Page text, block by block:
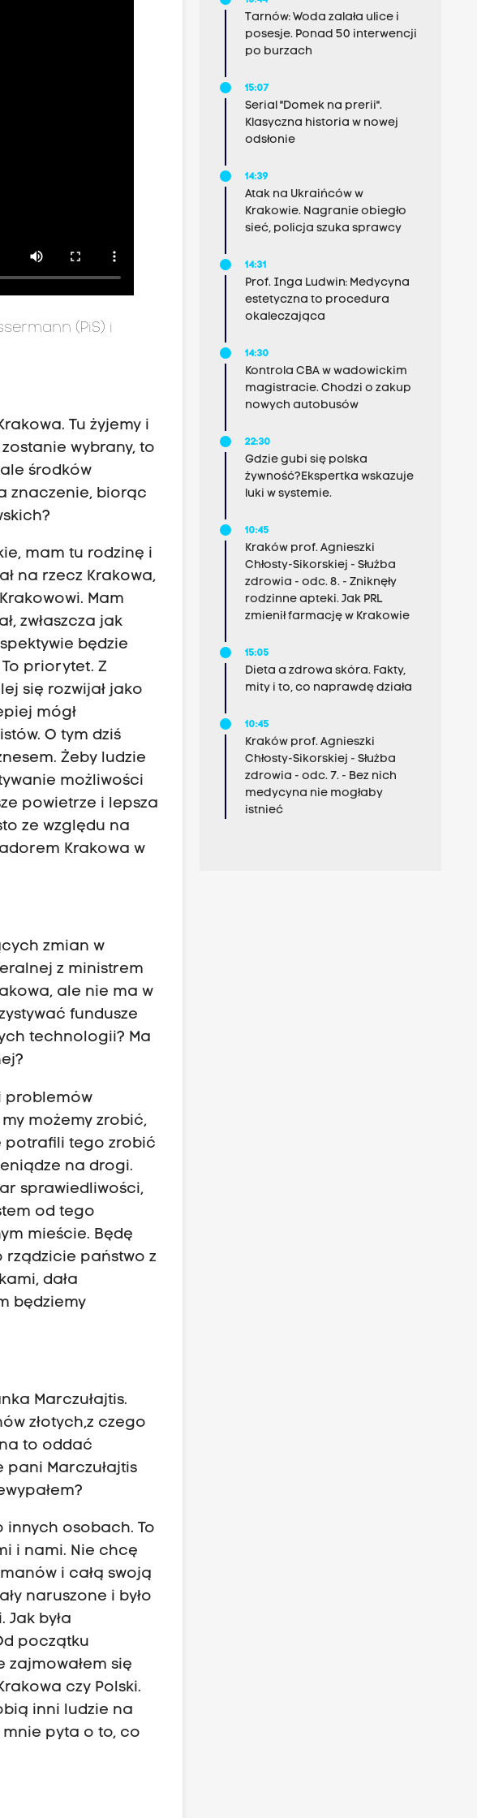
(PiS) i
Tu żyjemy i
wybrany, to
środków
znaczenie, biorąc
mam tu rodzinę i
na rzecz Krakowa,
Mam
zwłaszcza jak
będzie
priorytet. Z
się rozwijał jako
mógł
O tym dziś
Żeby ludzie
możliwości
powietrze i lepsza
ze względu na
Krakowa w
zmian w
z ministrem
ale nie ma w
fundusze
technologii? Ma
problemów
możemy zrobić,
potrafili tego zrobić
na drogi.
sprawiedliwości,
od tego
mieście. Będę
rządzicie państwo z
dała
będziemy
Marczułajtis.
złotych,z czego
to oddać
pani Marczułajtis
osobach. To
i nami. Nie chcę
i całą swoją
naruszone i było
była
początku
zajmowałem się
czy Polski.
inni ludzie na
mnie pyta o to, co
Tarnów: Woda zalała ulice i
posesje. Ponad 50 interwencji
po burzach
15:07
Serial "Domek na prerii".
Klasyczna historia w nowej
odsłonie
14:39
Atak na Ukraińców w
Krakowie. Nagranie obiegło
sieć, policja szuka sprawcy
14:31
Prof. Inga Ludwin: Medycyna
estetyczna to procedura
okaleczająca
14:30
Kontrola CBA w wadowickim
magistracie. Chodzi o zakup
nowych autobusów
22:30
Gdzie gubi się polska
żywność?Ekspertka wskazuje
luki w systemie.
10:45
Kraków prof. Agnieszki
Chłosty-Sikorskiej - Służba
zdrowia - odc. 8. - Zniknęły
rodzinne apteki. Jak PRL
zmienił farmację w Krakowie
15:05
Dieta a zdrowa skóra. Fakty,
mity i to, co naprawdę działa
10:45
Kraków prof. Agnieszki
Chłosty-Sikorskiej - Służba
zdrowia - odc. 7. - Bez nich
medycyna nie mogłaby
istnieć